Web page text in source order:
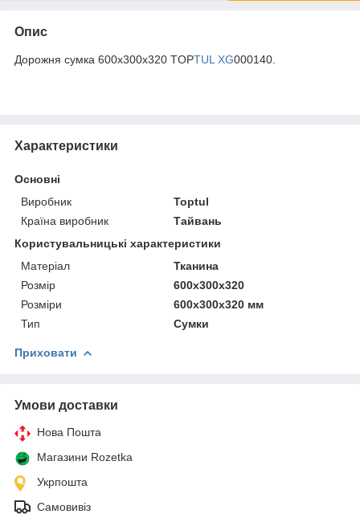
Опис
Дорожня сумка 600x300x320 TOPTUL XG000140.
Характеристики
Основні
Виробник
Toptul
Країна виробник
Тайвань
Користувальницькі характеристики
Матеріал
Тканина
Розмір
600x300x320
Розміри
600x300x320 мм
Тип
Сумки
Приховати
Умови доставки
Нова Пошта
Магазини Rozetka
Укрпошта
Самовивіз